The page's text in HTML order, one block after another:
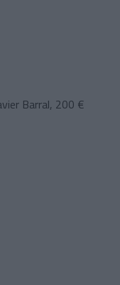
Barral, 200 €